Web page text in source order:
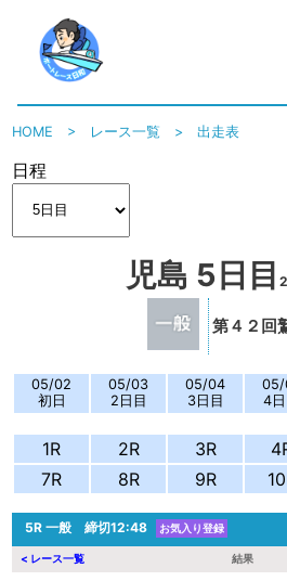
HOME > レース一覧 >出走表
日程
児島 5日目
第４２回
05/02
初日
05/03
2日目
05/04
3日目
05/
4日
1R 2R 3R
7R
8R 9R
5R一般 締切12:48 お気入り登録
< レース一覧 結果